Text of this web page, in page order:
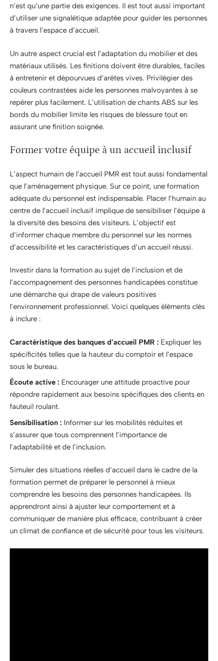
n’est qu’une partie des exigences. Il est tout aussi important
d’utiliser une signalétique adaptée pour guider les personnes
à travers l’espace d’accueil.
Un autre aspect crucial est l’adaptation du mobilier et des
matériaux utilisés. Les finitions doivent être durables, faciles
à entretenir et dépourvues d’arêtes vives. Privilégier des
couleurs contrastées aide les personnes malvoyantes à se
repérer plus facilement. L’utilisation de chants ABS sur les
bords du mobilier limite les risques de blessure tout en
assurant une finition soignée.
Former votre équipe à un accueil inclusif
L’aspect humain de l’accueil PMR est tout aussi fondamental
que l’aménagement physique. Sur ce point, une formation
adéquate du personnel est indispensable. Placer l’humain au
centre de l’accueil inclusif implique de sensibiliser l’équipe à
la diversité des besoins des visiteurs. L’objectif est
d’informer chaque membre du personnel sur les normes
d’accessibilité et les caractéristiques d’un accueil réussi.
Investir dans la formation au sujet de l’inclusion et de
l’accompagnement des personnes handicapées constitue
une démarche qui drape de valeurs positives
l’environnement professionnel. Voici quelques éléments clés
à inclure :
Caractéristique des banques d’accueil PMR : Expliquer les
spécificités telles que la hauteur du comptoir et l’espace
sous le bureau.
Écoute active : Encourager une attitude proactive pour
répondre rapidement aux besoins spécifiques des clients en
fauteuil roulant.
Sensibilisation : Informer sur les mobilités réduites et
s’assurer que tous comprennent l’importance de
l’adaptabilité et de l’inclusion.
Simuler des situations réelles d’accueil dans le cadre de la
formation permet de préparer le personnel à mieux
comprendre les besoins des personnes handicapées. Ils
apprendront ainsi à ajuster leur comportement et à
communiquer de manière plus efficace, contribuant à créer
un climat de confiance et de sécurité pour tous les visiteurs.